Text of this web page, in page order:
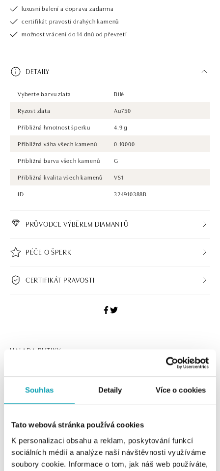
Souhlas Detaily Více o cookies
Tato webová stránka používá cookies
K personalizaci obsahu a reklam, poskytování funkcí
sociálních médií a analýze naší návštěvnosti využíváme
soubory cookie. Informace o tom, jak náš web používáte,
luxusní balení a doprava zadarma
certifikát pravosti drahých kamenů
možnost vrácení do 14 dnů od převzetí
DETAILY
Vyberte barvu zlata
Bílé
Ryzost zlata
Au750
Přibližná hmotnost šperku
4.9 g
Přibližná váha všech kamenů
0.10000
Přibližná barva všech kamenů
G
Přibližná kvalita všech kamenů
VS1
ID
324910388B
PRŮVODCE VÝBĚREM DIAMANTŮ
PÉČE O ŠPERK
CERTIFIKÁT PRAVOSTI
HALADA BUTIKY